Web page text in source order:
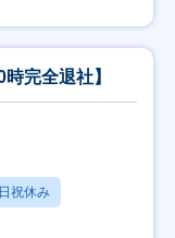
完全退社】
祝休み